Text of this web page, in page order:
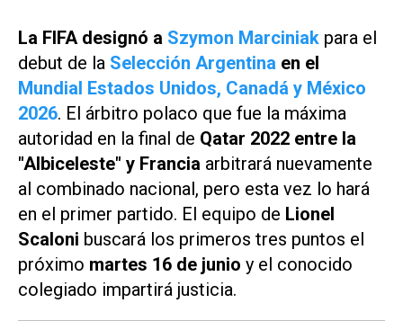
La FIFA designó a Szymon Marciniak para el
debut de la Selección Argentina en el
Mundial Estados Unidos, Canadá y México
2026. El árbitro polaco que fue la máxima
autoridad en la final de Qatar 2022 entre la
"Albiceleste" y Francia arbitrará nuevamente
al combinado nacional, pero esta vez lo hará
en el primer partido. El equipo de Lionel
Scaloni buscará los primeros tres puntos el
próximo martes 16 de junio y el conocido
colegiado impartirá justicia.